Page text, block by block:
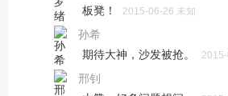
板凳！ 2015-06-26 未知
孙希
期待大神，沙发被抢。
邢钊